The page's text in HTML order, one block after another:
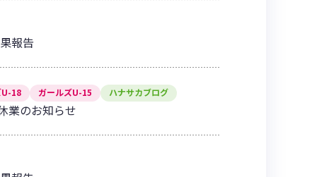
報告
U-18 ガールズU-15 ハナサカブログ
業のお知らせ